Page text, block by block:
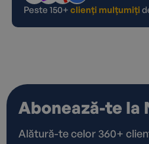
Peste 150+ clienți mulțumiți
Abonează-te
Alătură-te celor 360+